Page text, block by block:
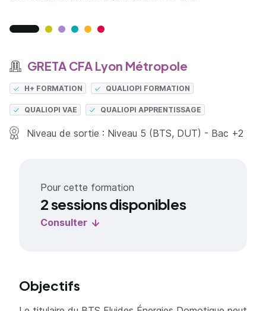
GRETA CFA Lyon Métropole
H+ FORMATION QUALIOPI FORMATION
QUALIOPI VAE QUALIOPI APPRENTISSAGE
Niveau de sortie : Niveau 5 (BTS, DUT) - Bac +2
Pour cette formation
2 sessions disponibles
Consulter
Objectifs